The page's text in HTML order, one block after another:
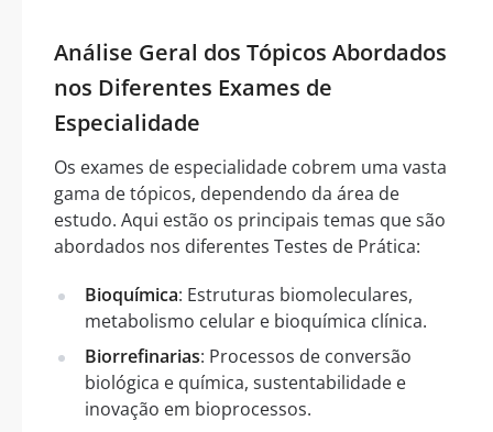
Análise Geral dos Tópicos Abordados
nos Diferentes Exames de
Especialidade
Os exames de especialidade cobrem uma vasta
gama de tópicos, dependendo da área de
estudo. Aqui estão os principais temas que são
abordados nos diferentes Testes de Prática:
Bioquímica: Estruturas biomoleculares,
metabolismo celular e bioquímica clínica.
Biorrefinarias: Processos de conversão
biológica e química, sustentabilidade e
inovação em bioprocessos.